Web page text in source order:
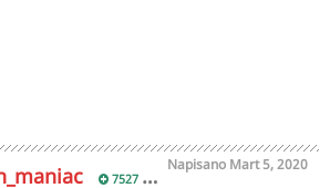
7527
Napisano Mart 5, 2020